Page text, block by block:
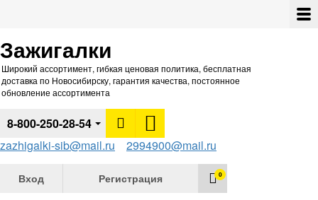
Зажигалки
Широкий ассортимент, гибкая ценовая политика, бесплатная
доставка по Новосибирску, гарантия качества, постоянное
обновление ассортимента
8-800-250-28-54
zazhigalki-sib@mail.ru
2994900@mail.ru
Вход Регистрация 0